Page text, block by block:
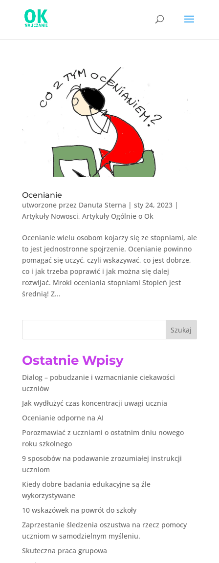
Ocenianie
utworzone przez Danuta Sterna | sty 24, 2023|
Artykuły Nowosci, Artykuły Ogólnie o Ok
Ocenianie wielu osobom kojarzy się ze stopniami, ale
to jest jednostronne spojrzenie. Ocenianie powinno
pomagać się uczyć, czyli wskazywać, co jest dobrze,
co i jak trzeba poprawić i jak można się dalej
rozwijać. Mroki oceniania stopniami Stopień jest
średnią! Z...
Szukaj
Ostatnie Wpisy
Dialog – pobudzanie i wzmacnianie ciekawości
uczniów
Jak wydłużyć czas koncentracji uwagi ucznia
Ocenianie odporne na AI
Porozmawiać z uczniami o ostatnim dniu nowego
roku szkolnego
9 sposobów na podawanie zrozumiałej instrukcji
uczniom
Kiedy dobre badania edukacyjne są źle
wykorzystywane
10 wskazówek na powrót do szkoły
Zaprzestanie śledzenia oszustwa na rzecz pomocy
uczniom w samodzielnym myśleniu.
Skuteczna praca grupowa